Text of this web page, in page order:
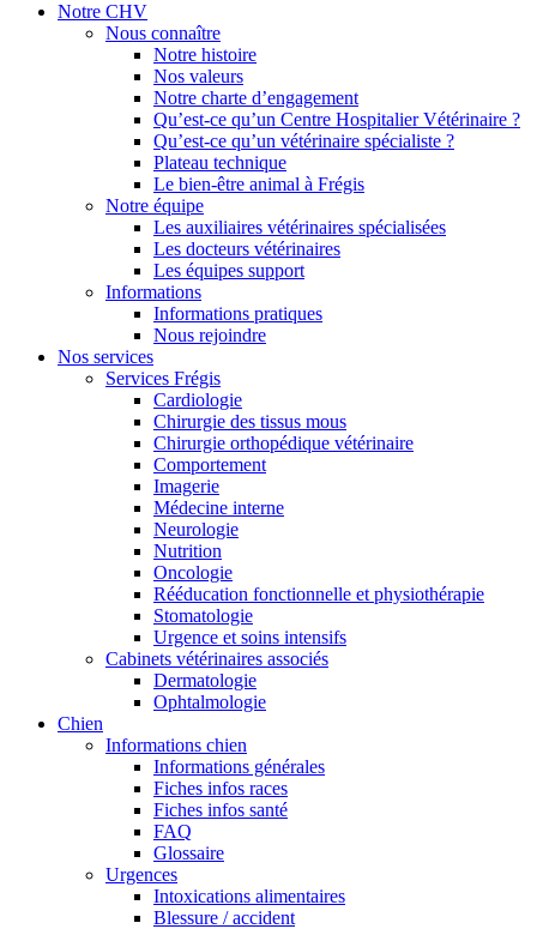
Notre CHV
Nous connaître
Notre histoire
Nos valeurs
Notre charte d’engagement
Qu’est-ce qu’un Centre Hospitalier Vétérinaire ?
Qu’est-ce qu’un vétérinaire spécialiste ?
Plateau technique
Le bien-être animal à Frégis
Notre équipe
Les auxiliaires vétérinaires spécialisées
Les docteurs vétérinaires
Les équipes support
Informations
Informations pratiques
Nous rejoindre
Nos services
Services Frégis
Cardiologie
Chirurgie des tissus mous
Chirurgie orthopédique vétérinaire
Comportement
Imagerie
Médecine interne
Neurologie
Nutrition
Oncologie
Rééducation fonctionnelle et physiothérapie
Stomatologie
Urgence et soins intensifs
Cabinets vétérinaires associés
Dermatologie
Ophtalmologie
Chien
Informations chien
Informations générales
Fiches infos races
Fiches infos santé
FAQ
Glossaire
Urgences
Intoxications alimentaires
Blessure / accident